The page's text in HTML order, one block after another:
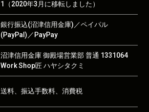
1（2020年3月に移転しました）
銀行振込(沼津信用金庫)／ペイパル
(PayPal)／PayPay
沼津信用金庫 御殿場営業部 普通 1331064
Work Shop匠 ハヤシタクミ
送料、振込手数料、消費税